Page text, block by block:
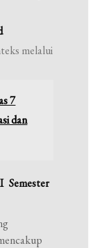
melalui
7
dan
Semester